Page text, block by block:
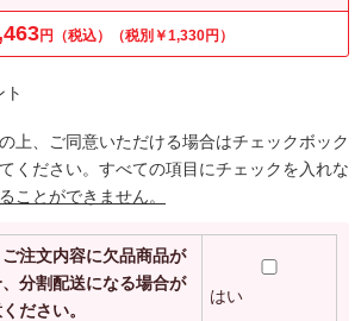
円（税込）（税別￥1,330円）
ト
上、ご同意いただける場合はチェックボック
ください。すべての項目にチェックを入れな
ことができません。
注文内容に欠品商品が
分割配送になる場合が
ださい。
はい